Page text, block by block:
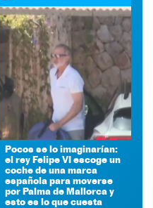
Pocos se lo imaginarían:
el rey Felipe VI escoge un
coche de una marca
española para moverse
por Palma de Mallorca y
esto es lo que cuesta